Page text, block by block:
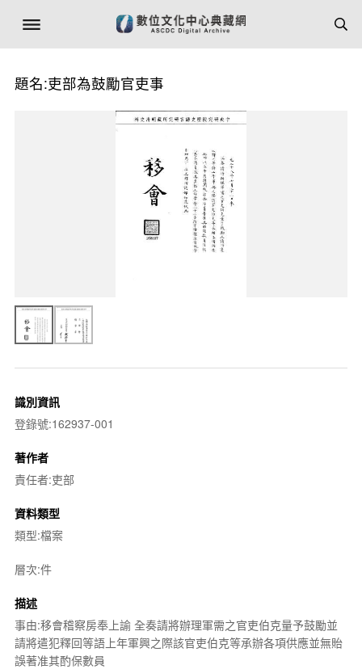
題名:吏部為鼓勵官吏事
識別資訊
登錄號:162937-001
著作者
責任者:吏部
資料類型
類型:檔案
層次:件
描述
事由:移會稽察房奉上諭 全奏請將辦理軍需之官吏伯克量予鼓勵並
請將遣犯釋回等語上年軍興之際該官吏伯克等承辦各項供應並無貽
誤著准其酌保數員